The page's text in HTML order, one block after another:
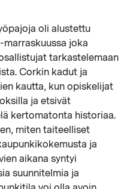
oli alustettu
joka
tarkastelemaan
Corkin kadut ja
kautta, kun opiskelijat
ja etsivät
kertomatonta historiaa.
miten taiteelliset
ja
aikana syntyi
suunnitelmia ja